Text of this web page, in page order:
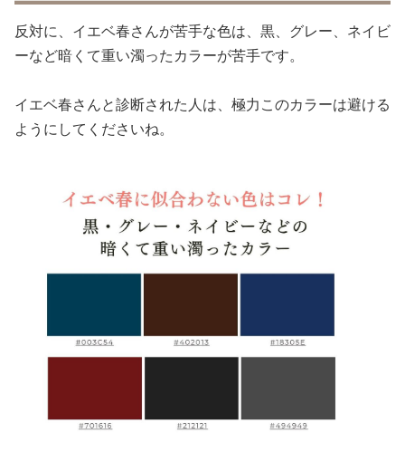
反対に、イエベ春さんが苦手な色は、黒、グレー、ネイビ
ーなど暗くて重い濁ったカラーが苦手です。
イエベ春さんと診断された人は、極力このカラーは避ける
ようにしてくださいね。